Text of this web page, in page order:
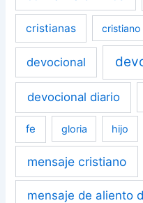
cristianas cristiano
devocional
devocional diario
fe gloria hijo
mensaje cristiano
mensaje de aliento